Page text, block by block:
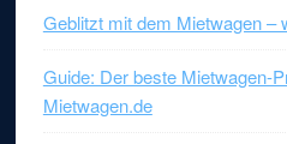
Geblitzt mit dem Mietwagen –
Guide: Der beste Mietwagen-
Mietwagen.de